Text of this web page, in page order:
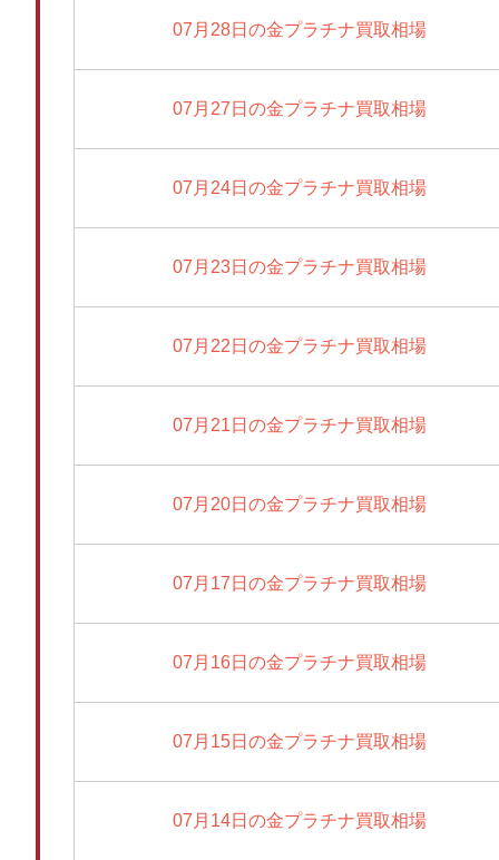
07月28日の金プラチナ買取相場
07月27日の金プラチナ買取相場
07月24日の金プラチナ買取相場
07月23日の金プラチナ買取相場
07月22日の金プラチナ買取相場
07月21日の金プラチナ買取相場
07月20日の金プラチナ買取相場
07月17日の金プラチナ買取相場
07月16日の金プラチナ買取相場
07月15日の金プラチナ買取相場
07月14日の金プラチナ買取相場